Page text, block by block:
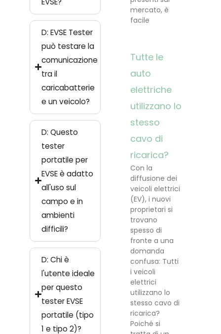
D: EVSE Tester
può testare la
comunicazione
tra il
caricabatterie
e un veicolo?
D: Questo
tester
portatile per
EVSE è adatto
all'uso sul
campo e in
ambienti
difficili?
D: Chi è
l'utente ideale
per questo
tester EVSE
portatile (tipo
1 e tipo 2)?
mercato, è
facile
Tutte le
auto
elettriche
utilizzano lo
stesso
cavo di
ricarica?
Con la
diffusione dei
veicoli elettrici
(EV), i nuovi
proprietari si
trovano
spesso di
fronte a una
domanda
confusa: Tutti
i veicoli
elettrici
utilizzano lo
stesso cavo di
ricarica?
Poiché si